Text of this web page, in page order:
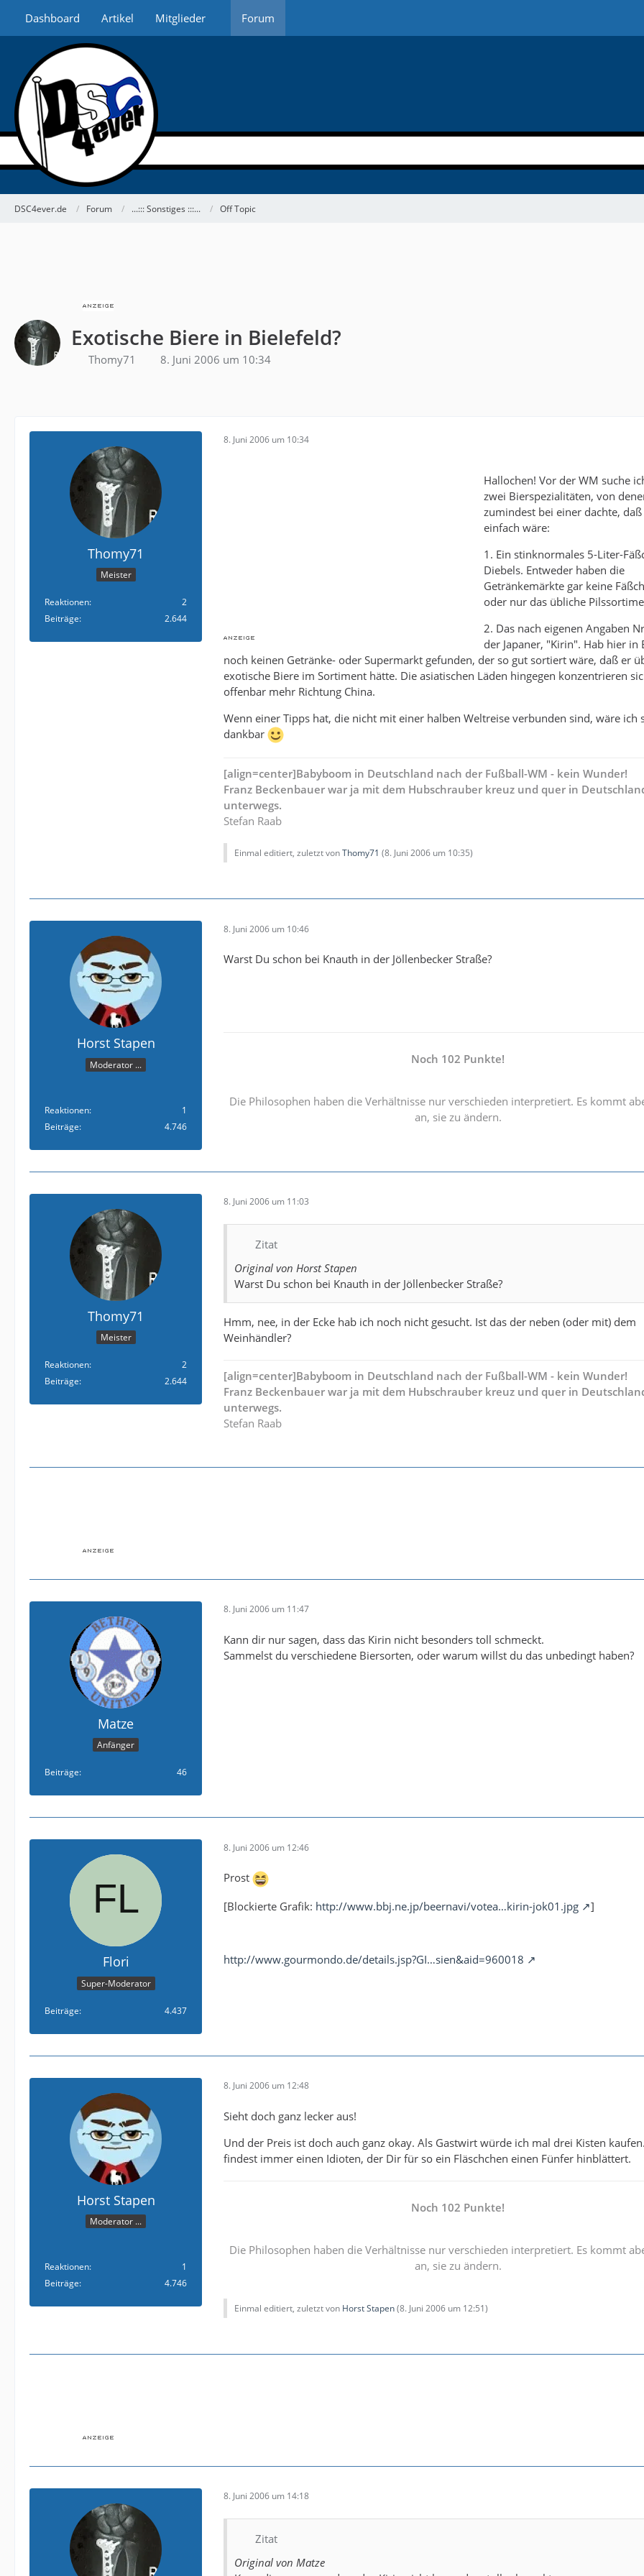
Dashboard Artikel Mitglieder Forum
DSC4ever.de Forum ...::: Sonstiges :::... Off Topic
Exotische Biere in Bielefeld?
Thomy71 8. Juni 2006 um 10:34
Thomy71
Meister
Reaktionen
2
Beiträge
2.644
8. Juni 2006 um 10:34
Hallochen! Vor der WM suche
zwei Bierspezialitäten, von
zumindest bei einer dachte, daß
einfach wäre:
1. Ein stinknormales 5-Liter-
Diebels. Entweder haben die
Getränkemärkte gar keine
oder nur das übliche
2. Das nach eigenen Angaben
der Japaner, "Kirin". Hab hier in
noch keinen Getränke- oder Supermarkt gefunden, der so gut sortiert wäre, daß er
exotische Biere im Sortiment hätte. Die asiatischen Läden hingegen konzentrieren
offenbar mehr Richtung China.
Wenn einer Tipps hat, die nicht mit einer halben Weltreise verbunden sind, wäre ich
dankbar
[align=center]Babyboom in Deutschland nach der Fußball-WM - kein Wunder!
Franz Beckenbauer war ja mit dem Hubschrauber kreuz und quer in
unterwegs.
Stefan Raab
Einmal editiert, zuletzt vonThomy71 (8. Juni 2006 um 10:35)
Horst Stapen
Moderator ...
Reaktionen
1
Beiträge
4.746
8. Juni 2006 um 10:46
Warst Du schon bei Knauth in der Jöllenbecker Straße?
Noch 102 Punkte!
Die Philosophen haben die Verhältnisse nur verschieden interpretiert. Es kommt
an, sie zu ändern.
Thomy71
Meister
Reaktionen
2
Beiträge
2.644
8. Juni 2006 um 11:03
Zitat
Original von Horst Stapen
Warst Du schon bei Knauth in der Jöllenbecker Straße?
Hmm, nee, in der Ecke hab ich noch nicht gesucht. Ist das der neben (oder mit) dem
Weinhändler?
[align=center]Babyboom in Deutschland nach der Fußball-WM - kein Wunder!
Franz Beckenbauer war ja mit dem Hubschrauber kreuz und quer in
unterwegs.
Stefan Raab
Matze
Anfänger
Beiträge 46
8. Juni 2006 um 11:47
Kann dir nur sagen, dass das Kirin nicht besonders toll schmeckt.
Sammelst du verschiedene Biersorten, oder warum willst du das unbedingt haben?
Flori
Super-Moderator
Beiträge 4.437
8. Juni 2006 um 12:46
Prost
[Blockierte Grafik: http://www.bbj.ne.jp/beernavi/votea…kirin-jok01.jpg ]
http://www.gourmondo.de/details.jsp?GI…sien&aid=960018
Horst Stapen
Moderator ...
Reaktionen
1
Beiträge
4.746
8. Juni 2006 um 12:48
Sieht doch ganz lecker aus!
Und der Preis ist doch auch ganz okay. Als Gastwirt würde ich mal drei Kisten
findest immer einen Idioten, der Dir für so ein Fläschchen einen Fünfer hinblättert.
Noch 102 Punkte!
Die Philosophen haben die Verhältnisse nur verschieden interpretiert. Es kommt
an, sie zu ändern.
Einmal editiert, zuletzt von Horst Stapen(8. Juni 2006 um 12:51)
8. Juni 2006 um 14:18
Zitat
Original von Matze